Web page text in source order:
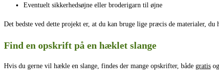
Eventuelt sikkerhedsøjne eller broderigarn til øjne
Det bedste ved dette projekt er, at du kan bruge lige præcis de materialer,
Find en opskrift på en hæklet slange
Hvis du gerne vil hækle en slange, findes der mange opskrifter, både gratis